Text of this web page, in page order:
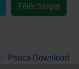
Télécharger
Phoca Download